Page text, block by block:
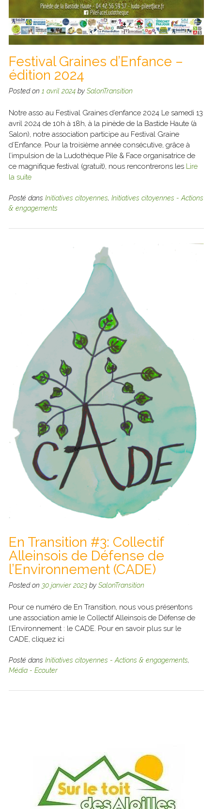
Festival Graines d’Enfance –
édition 2024
Posted on 1 avril 2024by SalonTransition
Notre asso au Festival Graines d’enfance 2024 Le samedi 13
avril 2024 de 10h à 18h, à la pinède de la Bastide Haute (à
Salon), notre association participe au Festival Graine
d’Enfance. Pour la troisième année consécutive, grâce à
l’impulsion de la Ludothèque Pile & Face organisatrice de
ce magnifique festival (gratuit), nous rencontrerons les Lire
la suite
Posté dans Initiatives citoyennes, Initiatives citoyennes - Actions
& engagements
En Transition #3: Collectif
Alleinsois de Défense de
l’Environnement (CADE)
Posted on 30 janvier 2023by SalonTransition
Pour ce numéro de En Transition, nous vous présentons
une association amie le Collectif Alleinsois de Défense de
l’Environnement : le CADE. Pour en savoir plus sur le
CADE, cliquez ici
Posté dans Initiatives citoyennes - Actions & engagements,
Média - Ecouter